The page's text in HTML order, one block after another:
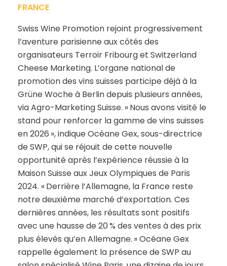
FRANCE
Swiss Wine Promotion rejoint progressivement
l’aventure parisienne aux côtés des
organisateurs Terroir Fribourg et Switzerland
Cheese Marketing. L’organe national de
promotion des vins suisses participe déjà à la
Grüne Woche à Berlin depuis plusieurs années,
via Agro-Marketing Suisse. « Nous avons visité le
stand pour renforcer la gamme de vins suisses
en 2026 », indique Océane Gex, sous-directrice
de SWP, qui se réjouit de cette nouvelle
opportunité après l’expérience réussie à la
Maison Suisse aux Jeux Olympiques de Paris
2024. « Derrière l’Allemagne, la France reste
notre deuxième marché d’exportation. Ces
dernières années, les résultats sont positifs
avec une hausse de 20 % des ventes à des prix
plus élevés qu’en Allemagne. » Océane Gex
rappelle également la présence de SWP au